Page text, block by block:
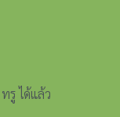
รู ได้แล้ว